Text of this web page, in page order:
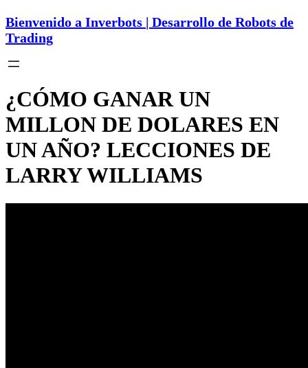
Bienvenido a Inverbots | Desarrollo de Robots de
Trading
¿CÓMO GANAR UN
MILLON DE DOLARES EN
UN AÑO? LECCIONES DE
LARRY WILLIAMS